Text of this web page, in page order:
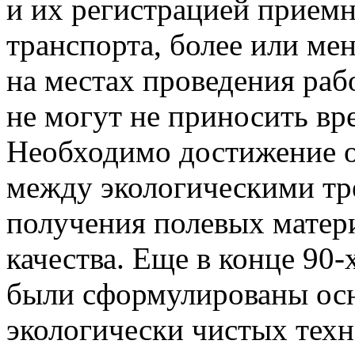
и их регистрацией
транспорта, более или
на местах проведения
не могут не приносить
Необходимо достижение
между экологическими
получения полевых
качества. Еще в конце 90-
были сформулированы
экологически чистых